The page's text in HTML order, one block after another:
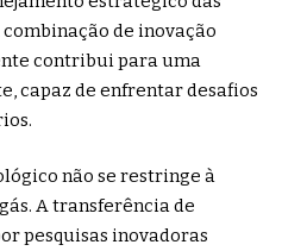
combinação de inovação
contribui para uma
capaz de enfrentar desafios
não se restringe à
A transferência de
pesquisas inovadoras